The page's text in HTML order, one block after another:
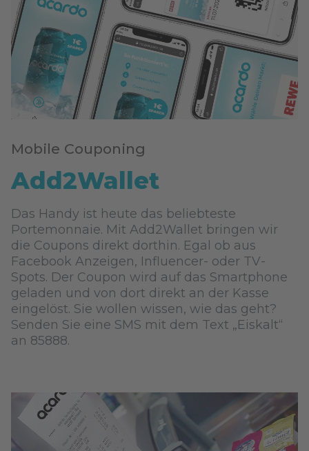
Mobile Couponing
Add2Wallet
Das Handy ist heute das beliebteste
Portemonnaie. Mit Add2Wallet bringen wir
die Coupons direkt dorthin. Egal ob aus
Facebook Anzeigen, Influencer- oder TV-
Spots. Der Coupon wird auf das Smartphone
geladen und von dort direkt an der Kasse
eingelöst. Sie wollen wissen, wie das geht?
Senden Sie eine SMS mit dem Text „Eiskalt“
an 85888.